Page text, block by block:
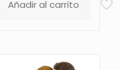
Añadir al carrito